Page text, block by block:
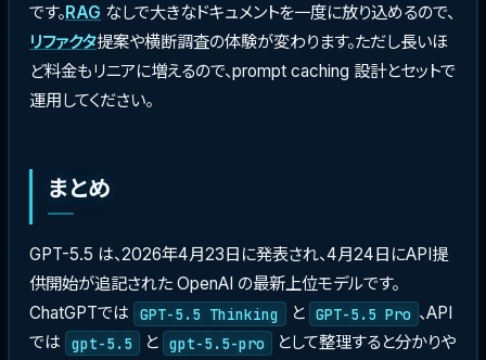
です。 RAG なしで大きなドキュメントを一度に放り込めるので、
リファクタ提案や横断調査の体験が変わります。ただし長いほ
ど料金もリニアに増えるので、prompt caching 設計とセットで
運用してください。
まとめ
GPT-5.5 は、2026年4月23日に発表され、4月24日にAPI提
供開始が追記された OpenAI の最新上位モデルです。
ChatGPTでは
GPT-5.5 Thinking と GPT-5.5 Pro 、API
では
gpt-5.5 と gpt-5.5-pro
として整理すると分かりや